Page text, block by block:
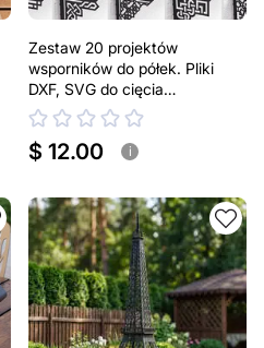
Zestaw 20 projektów
wsporników do półek. Pliki
DXF, SVG do cięcia
plazmowego i laserowego.
Uchwyt do półki
$ 12.00 i